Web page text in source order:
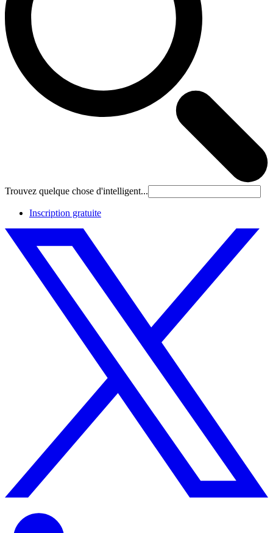
Trouvez quelque chose d'intelligent...
Inscription gratuite